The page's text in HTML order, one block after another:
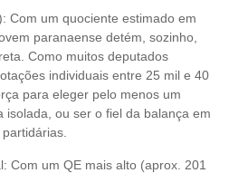
Com um quociente estimado em
paranaense detém, sozinho,
Como muitos deputados
individuais entre 25 mil e 40
para eleger pelo menos um
isolada, ou ser o fiel da balança em
Com um QE mais alto (aprox. 201